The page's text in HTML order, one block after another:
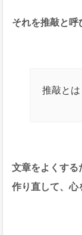
それを推敲と呼
推敲とは
文章をよくする
作り直して、心